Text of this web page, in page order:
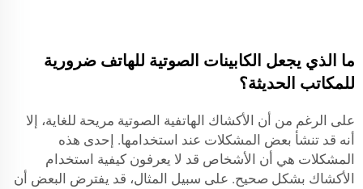
ما الذي يجعل الكابينات الصوتية للهاتف ضرورية
للمكاتب الحديثة؟
على الرغم من أن الأكشاك الهاتفية الصوتية مريحة للغاية، إلا
أنه قد تنشأ بعض المشكلات عند استخدامها. إحدى هذه
المشكلات هي أن الأشخاص قد لا يعرفون كيفية استخدام
الأكشاك بشكل صحيح. على سبيل المثال، قد يفترض البعض أن